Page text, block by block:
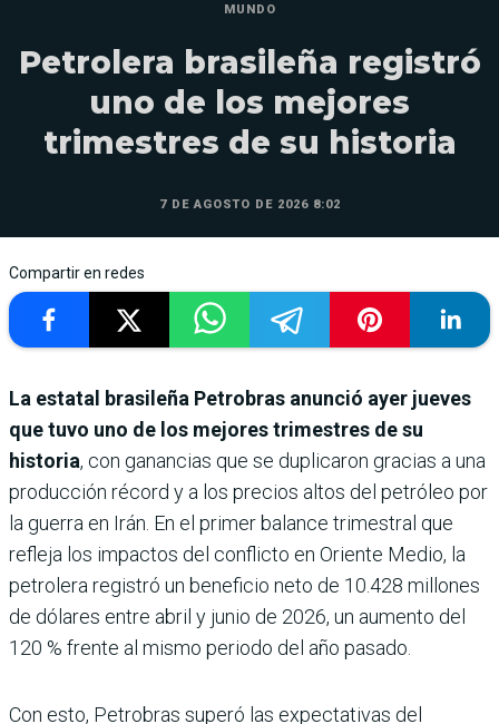
MUNDO
Petrolera brasileña registró
uno de los mejores
trimestres de su historia
7 DE AGOSTO DE 2026 8:02
Compartir en redes
La estatal brasileña Petrobras anunció ayer jueves
que tuvo uno de los mejores trimestres de su
historia, con ganancias que se duplicaron gracias a una
producción récord y a los precios altos del petróleo por
la guerra en Irán. En el primer balance trimestral que
refleja los impactos del conflicto en Oriente Medio, la
petrolera registró un beneficio neto de 10.428 millones
de dólares entre abril y junio de 2026, un aumento del
120 % frente al mismo periodo del año pasado.
Con esto, Petrobras superó las expectativas del